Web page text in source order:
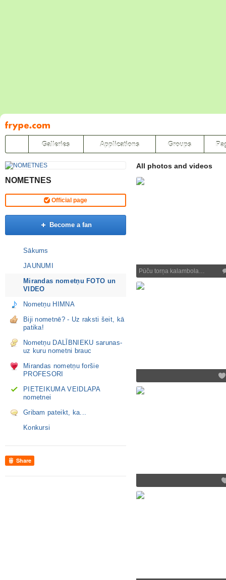
Pāriet
uz
saturu
Galleries Applications Groups
NOMETNES
Official page
Become a fan
Sākums
JAUNUMI
Mirandas nometņu FOTO un
VIDEO
Nometņu HIMNA
Biji nometnē? - Uz raksti šeit, kā
patika!
Nometņu DALĪBNIEKU sarunas-
uz kuru nometni brauc
Mirandas nometņu foršie
PROFESORI
PIETEIKUMA VEIDLAPA
nometnei
Gribam pateikt, ka...
Konkursi
Share
All photos and videos
Pūču torņa kalambola…